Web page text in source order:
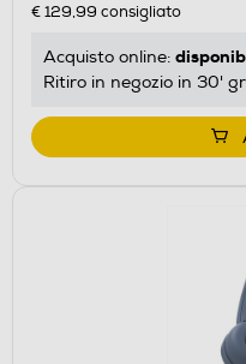
€ 129,99 consigliato
Acquisto online:
Ritiro in negozio in 30'